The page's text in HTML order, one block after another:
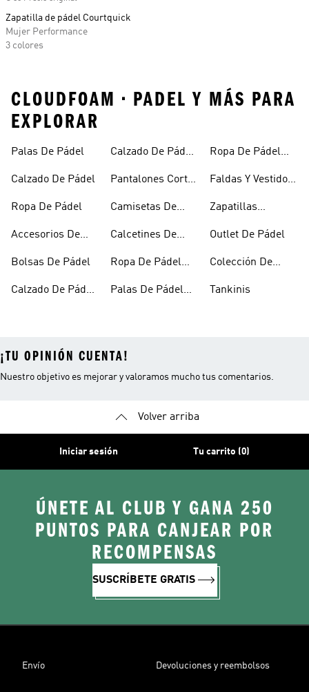
Zapatilla de pádel Courtquick
Mujer Performance
3 colores
CLOUDFOAM • PADEL Y MÁS PARA
EXPLORAR
Palas De Pádel
Calzado De Pádel
Ropa De Pádel
Accesorios De
Bolsas De Pádel
Calzado De Pádel
Calzado De Pádel
Pantalones Cortos
Camisetas De
Calcetines De
Ropa De Pádel
Palas De Pádel
Ropa De Pádel
Faldas Y Vestidos
Zapatillas
Pádel
Outlet De Pádel
Colección De
Tankinis
¡TU OPINIÓN CUENTA!
Nuestro objetivo es mejorar y valoramos mucho tus comentarios.
Volver arriba
Iniciar sesión Tu carrito (0)
ÚNETE AL CLUB Y GANA 250
PUNTOS PARA CANJEAR POR
RECOMPENSAS
SUSCRÍBETE GRATIS
Envío Devoluciones y reembolsos